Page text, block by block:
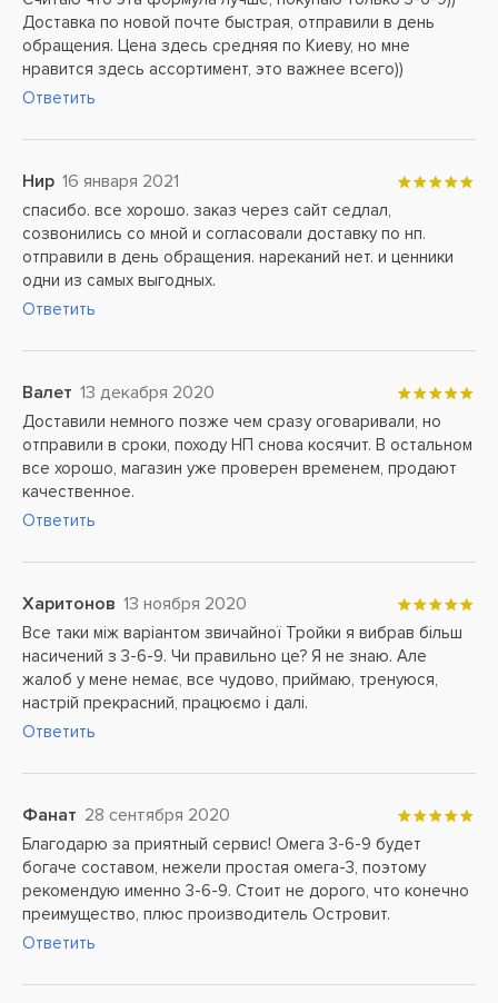
Доставка по новой почте быстрая, отправили в день
обращения. Цена здесь средняя по Киеву, но мне
нравится здесь ассортимент, это важнее всего))
Ответить
Нир 16 января 2021
спасибо. все хорошо. заказ через сайт седлал,
созвонились со мной и согласовали доставку по нп.
отправили в день обращения. нареканий нет. и ценники
одни из самых выгодных.
Ответить
Валет 13 декабря 2020
Доставили немного позже чем сразу оговаривали, но
отправили в сроки, походу НП снова косячит. В остальном
все хорошо, магазин уже проверен временем, продают
качественное.
Ответить
Харитонов 13 ноября 2020
Все таки між варіантом звичайної Тройки я вибрав більш
насичений з 3-6-9. Чи правильно це? Я не знаю. Але
жалоб у мене немає, все чудово, приймаю, тренуюся,
настрій прекрасний, працюємо і далі.
Ответить
Фанат 28 сентября 2020
Благодарю за приятный сервис! Омега 3-6-9 будет
богаче составом, нежели простая омега-3, поэтому
рекомендую именно 3-6-9. Стоит не дорого, что конечно
преимущество, плюс производитель Островит.
Ответить